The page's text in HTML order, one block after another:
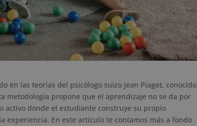
en las teorías del psicólogo suizo Jean Piaget, conocido
metodología propone que el aprendizaje no se da por
activo donde el estudiante construye su propio
experiencia. En este artículo te contamos más a fondo